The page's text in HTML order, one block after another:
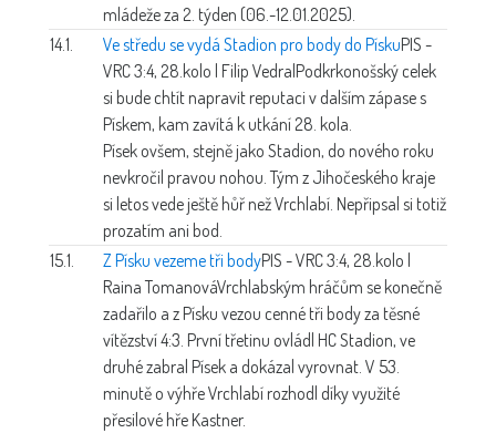
mládeže za 2. týden (06.-12.01.2025).
14.1.
Ve středu se vydá Stadion pro body do PískuPIS -
VRC 3:4, 28.kolo | Filip VedralPodkrkonošský celek
si bude chtít napravit reputaci v dalším zápase s
Pískem, kam zavítá k utkání 28. kola.
Písek ovšem, stejně jako Stadion, do nového roku
nevkročil pravou nohou. Tým z Jihočeského kraje
si letos vede ještě hůř než Vrchlabí. Nepřipsal si totiž
prozatím ani bod.
15.1.
Z Písku vezeme tři bodyPIS - VRC 3:4, 28.kolo |
Raina TomanováVrchlabským hráčům se konečně
zadařilo a z Písku vezou cenné tři body za těsné
vítězství 4:3. První třetinu ovládl HC Stadion, ve
druhé zabral Písek a dokázal vyrovnat. V 53.
minutě o výhře Vrchlabí rozhodl díky využité
přesilové hře Kastner.